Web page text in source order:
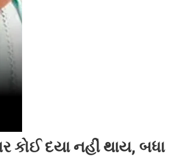
દયા નહીં થાય, બધા